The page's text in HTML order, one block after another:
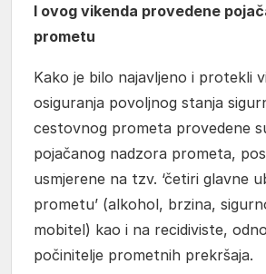
I ovog vikenda provedene
prometu
Kako je bilo najavljeno i protekli
osiguranja povoljnog stanja
cestovnog prometa provedene
pojačanog nadzora prometa,
usmjerene na tzv. ‘četiri glavne
prometu’ (alkohol, brzina,
mobitel) kao i na recidiviste,
počinitelje prometnih prekršaja.